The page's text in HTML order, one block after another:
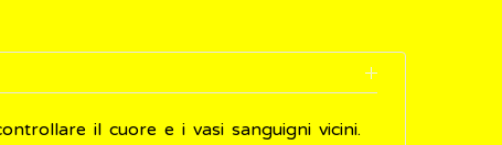
il cuore e i vasi sanguigni vicini.